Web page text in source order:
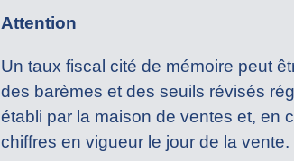
Attention
Un taux fiscal cité de mémoire peut
des barèmes et des seuils révisés
établi par la maison de ventes et, en
chiffres en vigueur le jour de la vente.